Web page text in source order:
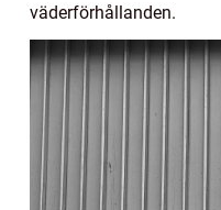
väderförhållanden.